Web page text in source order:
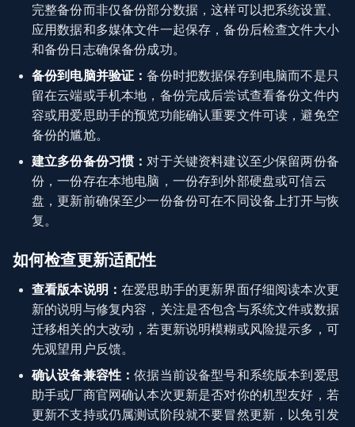
完整备份而非仅备份部分数据，这样可以把系统设置、
应用数据和多媒体文件一起保存，备份后检查文件大小
和备份日志确保备份成功。
备份到电脑并验证：备份时把数据保存到电脑而不是只
留在云端或手机本地，备份完成后尝试查看备份文件内
容或用爱思助手的预览功能确认重要文件可读，避免空
备份的尴尬。
建立多份备份习惯： 对于关键资料建议至少保留两份备
份，一份存在本地电脑，一份存到外部硬盘或可信云
盘，更新前确保至少一份备份可在不同设备上打开与恢
复。
如何检查更新适配性
查看版本说明：在爱思助手的更新界面仔细阅读本次更
新的说明与修复内容，关注是否包含与系统文件或数据
迁移相关的大改动，若更新说明模糊或风险提示多，可
先观望用户反馈。
确认设备兼容性：依据当前设备型号和系统版本到爱思
助手或厂商官网确认本次更新是否对你的机型友好，若
更新不支持或仍属测试阶段就不要冒然更新，以免引发